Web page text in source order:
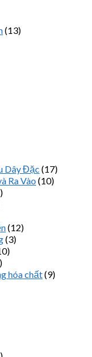
(13)
Dây Đặc (17)
Ra Vào (10)
(12)
(3)
hóa chất(9)